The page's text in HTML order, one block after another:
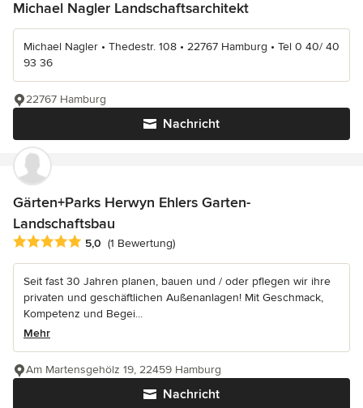
Michael Nagler Landschaftsarchitekt
Michael Nagler • Thedestr. 108 • 22767 Hamburg • Tel 0 40/ 40
93 36
Nachricht
22767 Hamburg
Gärten+Parks Herwyn Ehlers Garten-
Landschaftsbau
Durchschnittliche Bewertung: 5 von 5 Sternen
5,0 (1 Bewertung)
Seit fast 30 Jahren planen, bauen und / oder pflegen wir ihre
privaten und geschäftlichen Außenanlagen! Mit Geschmack,
Kompetenz und Begei...
Mehr
Nachricht
Am Martensgehölz 19, 22459 Hamburg